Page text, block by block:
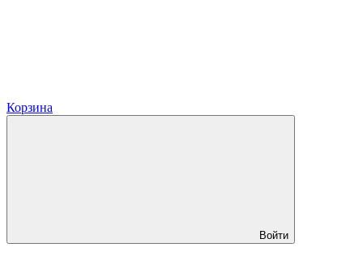
Корзина
Войти